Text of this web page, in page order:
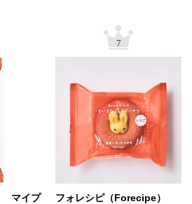
マイプ
7
フォレシピ（Forecipe）